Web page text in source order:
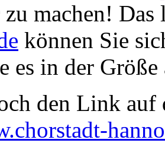
machen! Das
können Sie
es in der
den Link auf